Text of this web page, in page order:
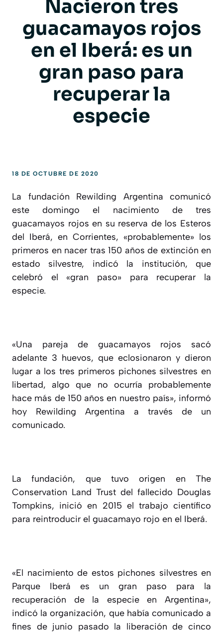
Nacieron tres
guacamayos rojos
en el Iberá: es un
gran paso para
recuperar la
especie
18 DE OCTUBRE DE 2020
La fundación Rewilding Argentina comunicó
este domingo el nacimiento de tres
guacamayos rojos en su reserva de los Esteros
del Iberá, en Corrientes, «probablemente» los
primeros en nacer tras 150 años de extinción en
estado silvestre, indicó la institución, que
celebró el «gran paso» para recuperar la
especie.
«Una pareja de guacamayos rojos sacó
adelante 3 huevos, que eclosionaron y dieron
lugar a los tres primeros pichones silvestres en
libertad, algo que no ocurría probablemente
hace más de 150 años en nuestro país», informó
hoy Rewilding Argentina a través de un
comunicado.
La fundación, que tuvo origen en The
Conservation Land Trust del fallecido Douglas
Tompkins, inició en 2015 el trabajo científico
para reintroducir el guacamayo rojo en el Iberá.
«El nacimiento de estos pichones silvestres en
Parque Iberá es un gran paso para la
recuperación de la especie en Argentina»,
indicó la organización, que había comunicado a
fines de junio pasado la liberación de cinco